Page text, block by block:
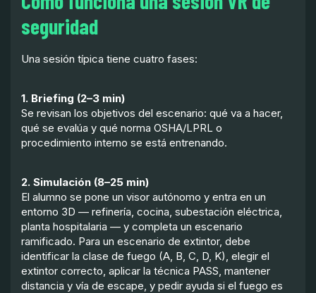
seguridad
Una sesión típica tiene cuatro fases:
1. Briefing (2–3 min)
Se revisan los objetivos del escenario: qué va a hacer,
qué se evalúa y qué norma OSHA/LPRL o
procedimiento interno se está entrenando.
2. Simulación (8–25 min)
El alumno se pone un visor autónomo y entra en un
entorno 3D — refinería, cocina, subestación eléctrica,
planta hospitalaria — y completa un escenario
ramificado. Para un escenario de extintor, debe
identificar la clase de fuego (A, B, C, D, K), elegir el
extintor correcto, aplicar la técnica PASS, mantener
distancia y vía de escape, y pedir ayuda si el fuego es